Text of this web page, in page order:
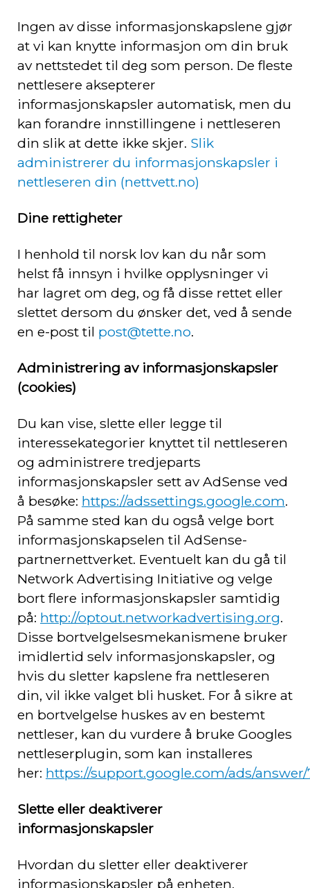
Ingen av disse informasjonskapslene gjør
at vi kan knytte informasjon om din bruk
av nettstedet til deg som person. De fleste
nettlesere aksepterer
informasjonskapsler automatisk, men du
kan forandre innstillingene i nettleseren
din slik at dette ikke skjer. Slik
administrerer du informasjonskapsler i
nettleseren din (nettvett.no)
Dine rettigheter
I henhold til norsk lov kan du når som
helst få innsyn i hvilke opplysninger vi
har lagret om deg, og få disse rettet eller
slettet dersom du ønsker det, ved å sende
en e-post til post@tette.no.
Administrering av informasjonskapsler
(cookies)
Du kan vise, slette eller legge til
interessekategorier knyttet til nettleseren
og administrere tredjeparts
informasjonskapsler sett av AdSense ved
å besøke: https://adssettings.google.com.
På samme sted kan du også velge bort
informasjonskapselen til AdSense-
partnernettverket. Eventuelt kan du gå til
Network Advertising Initiative og velge
bort flere informasjonskapsler samtidig
på: http://optout.networkadvertising.org.
Disse bortvelgelsesmekanismene bruker
imidlertid selv informasjonskapsler, og
hvis du sletter kapslene fra nettleseren
din, vil ikke valget bli husket. For å sikre at
en bortvelgelse huskes av en bestemt
nettleser, kan du vurdere å bruke Googles
nettleserplugin, som kan installeres
her: https://support.google.com/ads/
Slette eller deaktiverer
informasjonskapsler
Hvordan du sletter eller deaktiverer
informasjonskapsler på enheten,